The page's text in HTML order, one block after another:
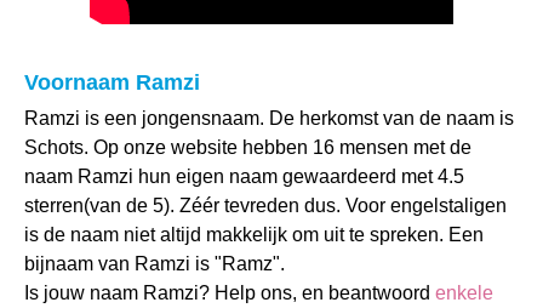
Voornaam Ramzi
Ramzi is een jongensnaam. De herkomst van de naam is
Schots. Op onze website hebben 16 mensen met de
naam Ramzi hun eigen naam gewaardeerd met 4.5
sterren(van de 5). Zéér tevreden dus. Voor engelstaligen
is de naam niet altijd makkelijk om uit te spreken. Een
bijnaam van Ramzi is "Ramz".
Is jouw naam Ramzi? Help ons, en beantwoord enkele